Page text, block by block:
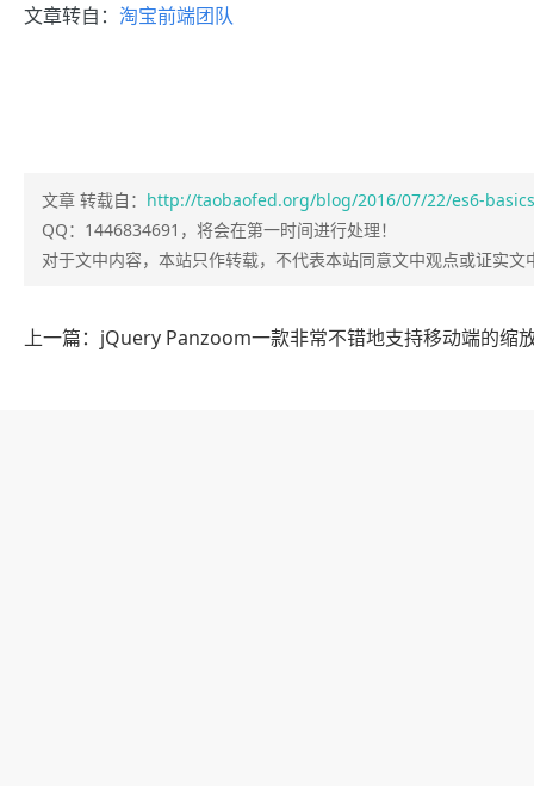
文章转自： 淘宝前端团队
文章 转载自： http://taobaofed.org/blog/2016/07/22/es6-
QQ：1446834691，将会在第一时间进行处理！
对于文中内容，本站只作转载，不代表本站同意文中观点或证实文